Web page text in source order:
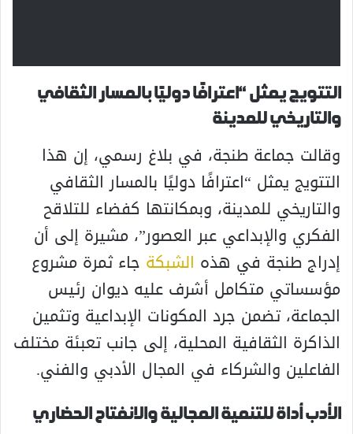
التتويج يمثل “اعترافًا دوليًا بالمسار الثقافي
والتاريخي للمدينة
وقالت جماعة طنجة، في بلاغ رسمي، إن هذا
التتويج يمثل “اعترافًا دوليًا بالمسار الثقافي
والتاريخي للمدينة، وبمكانتها كفضاء للتلاقح
الفكري والإبداعي عبر العصور”، مشيرة إلى أن
إدراج طنجة في هذه الشبكة جاء ثمرة مشروع
مؤسساتي متكامل أشرف عليه ديوان رئيس
الجماعة، تضمن جرد المكونات الإبداعية وتثمين
الذاكرة الثقافية المحلية، إلى جانب تعبئة مختلف
الفاعلين والشركاء في المجال الأدبي والفني.
الأدب أداة للتنمية المجالية والانفتاح الحضاري